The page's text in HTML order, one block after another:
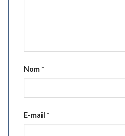
Nom*
E-mail *